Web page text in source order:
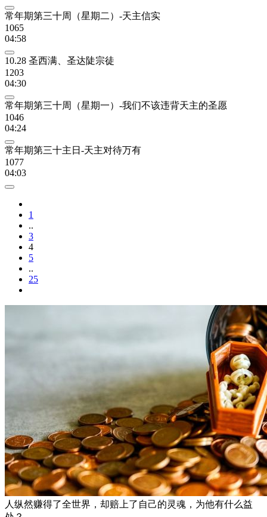
常年期第三十周（星期二）-天主信实
1065
04:58
10.28 圣西满、圣达陡宗徒
1203
04:30
常年期第三十周（星期一）-我们不该违背天主的圣愿
1046
04:24
常年期第三十主日-天主对待万有
1077
04:03
1
..
3
4
5
..
25
人纵然赚得了全世界，却赔上了自己的灵魂，为他有什么益